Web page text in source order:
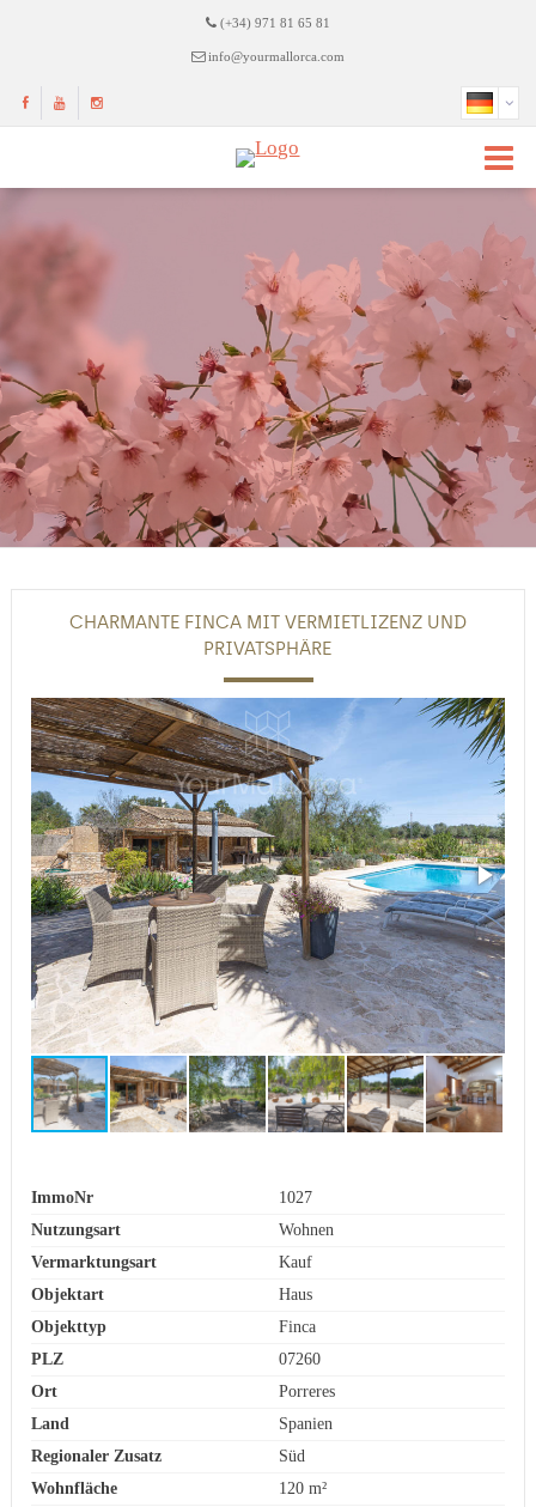
(+34) 971 81 65 81
info@yourmallorca.com
CHARMANTE FINCA MIT VERMIETLIZENZ UND
PRIVATSPHÄRE
ImmoNr
1027
Nutzungsart
Wohnen
Vermarktungsart
Kauf
Objektart
Haus
Objekttyp
Finca
PLZ
07260
Ort
Porreres
Land
Spanien
Regionaler Zusatz
Süd
Wohnfläche
120 m²